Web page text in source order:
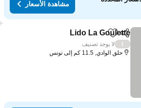
مشاهدة الأسعار
مشاركةAdd to favorites
Lido La Goulette
لا يوجد تصنيف
حلق الوادي, 11.5 كم إلى تونس